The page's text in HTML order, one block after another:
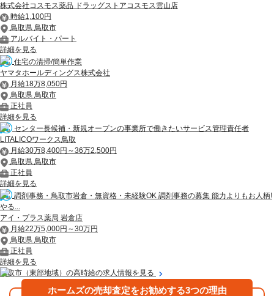
株式会社コスモス薬品 ドラッグストアコスモス雲山店
時給1,100円
鳥取県 鳥取市
アルバイト・パート
詳細を見る
住宅の清掃/簡単作業
ヤマタホールディングス株式会社
月給18万8,050円
鳥取県 鳥取市
正社員
詳細を見る
センター長候補・新規オープンの事業所で働きたいサービス管理責任者
LITALICOワークス鳥取
月給30万8,400円～36万2,500円
鳥取県 鳥取市
正社員
詳細を見る
調剤事務・鳥取市岩倉・無資格・未経験OK 調剤事務の募集 能力よりもお人柄!
やる...
アイ・プラス薬局 岩倉店
月給22万5,000円～30万円
鳥取県 鳥取市
正社員
詳細を見る
鳥取市（東部地域）の高時給の求人情報を見る
ホームズの売却査定をお勧めする3つの理由